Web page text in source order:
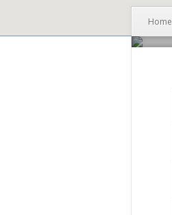
Home